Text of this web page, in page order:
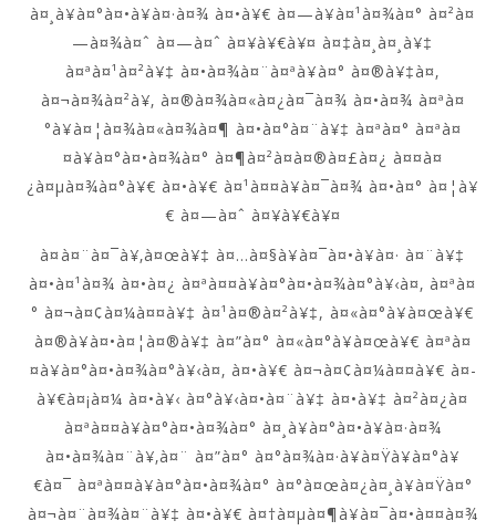
à¤¸à¥à¤°à¤•à¥à¤·à¤¾ à¤•à¥€ à¤—à¥à¤¹à¤¾à¤° à¤²à¤
—à¤¾à¤ˆ à¤—à¤ˆ à¤¥à¥€à¥¤ à¤‡à¤¸à¤¸à¥‡
à¤ªà¤¹à¤²à¥‡ à¤•à¤¾à¤¨à¤ªà¥à¤° à¤®à¥‡à¤‚
à¤¬à¤¾à¤²à¥‚ à¤®à¤¾à¤«à¤¿à¤¯à¤¾ à¤•à¤¾ à¤ªà¤
°à¥à¤¦à¤¾à¤«à¤¾à¤¶ à¤•à¤°à¤¨à¥‡ à¤ªà¤° à¤ªà¤
¤à¥à¤°à¤•à¤¾à¤° à¤¶à¤²à¤­à¤®à¤£à¤¿ à¤¤à¤
¿à¤µà¤¾à¤°à¥€ à¤•à¥€ à¤¹à¤¤à¥à¤¯à¤¾ à¤•à¤° à¤¦à¥
€ à¤—à¤ˆ à¤¥à¥€à¥¤
à¤à¤¨à¤¯à¥‚à¤œà¥‡ à¤…à¤§à¥à¤¯à¤•à¥à¤· à¤¨à¥‡
à¤•à¤¹à¤¾ à¤•à¤¿ à¤ªà¤¤à¥à¤°à¤•à¤¾à¤°à¥‹à¤‚ à¤ªà¤
° à¤¬à¤¢à¤¼à¤¤à¥‡ à¤¹à¤®à¤²à¥‡, à¤«à¤°à¥à¤œà¥€
à¤®à¥à¤•à¤¦à¤®à¥‡ à¤”à¤° à¤«à¤°à¥à¤œà¥€ à¤ªà¤
¤à¥à¤°à¤•à¤¾à¤°à¥‹à¤‚ à¤•à¥€ à¤¬à¤¢à¤¼à¤¤à¥€ à¤­
à¥€à¤¡à¤¼ à¤•à¥‹ à¤°à¥‹à¤•à¤¨à¥‡ à¤•à¥‡ à¤²à¤¿à¤
à¤ªà¤¤à¥à¤°à¤•à¤¾à¤° à¤¸à¥à¤°à¤•à¥à¤·à¤¾
à¤•à¤¾à¤¨à¥‚à¤¨ à¤”à¤° à¤°à¤¾à¤·à¥à¤Ÿà¥à¤°à¥
€à¤¯ à¤ªà¤¤à¥à¤°à¤•à¤¾à¤° à¤°à¤œà¤¿à¤¸à¥à¤Ÿà¤°
à¤¬à¤¨à¤¾à¤¨à¥‡ à¤•à¥€ à¤†à¤µà¤¶à¥à¤¯à¤•à¤¤à¤¾